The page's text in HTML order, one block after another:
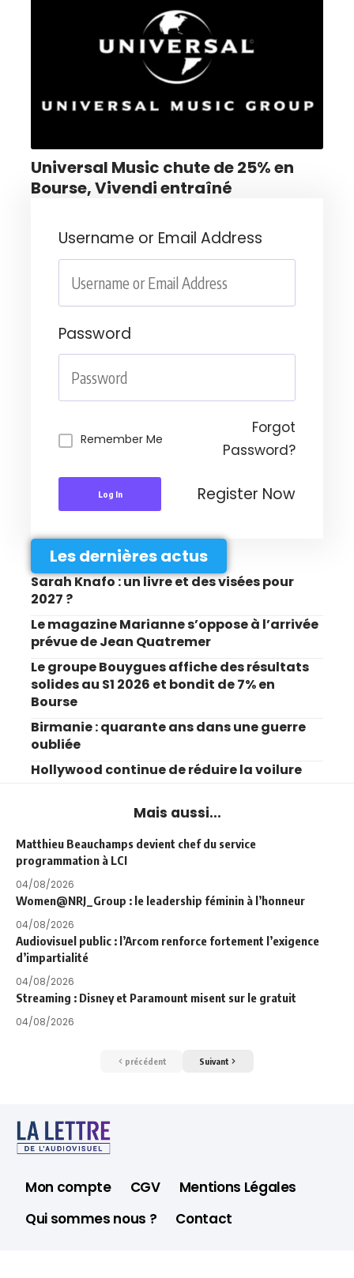
Universal Music chute de 25% en
Bourse, Vivendi entraîné
Username or Email Address
Password
Remember Me
Forgot
Password?
Log In Register Now
Les dernières actus
Sarah Knafo : un livre et des visées pour
2027 ?
Le magazine Marianne s’oppose à l’arrivée
prévue de Jean Quatremer
Le groupe Bouygues affiche des résultats
solides au S1 2026 et bondit de 7% en
Bourse
Birmanie : quarante ans dans une guerre
oubliée
Hollywood continue de réduire la voilure
Mais aussi...
Matthieu Beauchamps devient chef du service
programmation à LCI
04/08/2026
Women@NRJ_Group : le leadership féminin à l’honneur
04/08/2026
Audiovisuel public : l’Arcom renforce fortement l’exigence
d’impartialité
04/08/2026
Streaming : Disney et Paramount misent sur le gratuit
04/08/2026
précédent Suivant
Mon compte CGV
Mentions Légales
Qui sommes nous ?
Contact